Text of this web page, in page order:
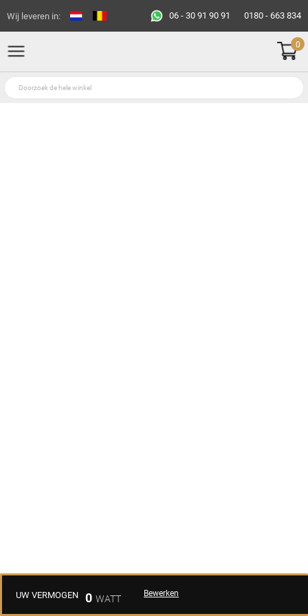
Wij leveren in: 06 - 30 91 90 91 0180 - 663 834
0
UW VERMOGEN 0 Bewerken